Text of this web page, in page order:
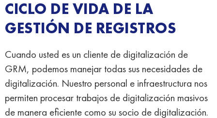
CICLO DE VIDA DE LA
GESTIÓN DE REGISTROS
Cuando usted es un cliente de digitalización de
GRM, podemos manejar todas sus necesidades de
digitalización. Nuestro personal e infraestructura nos
permiten procesar trabajos de digitalización masivos
de manera eficiente como su socio de digitalización.